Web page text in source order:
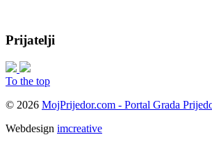
Prijatelji
To the top
© 2026 MojPrijedor.com - Portal Grada
Webdesign imcreative